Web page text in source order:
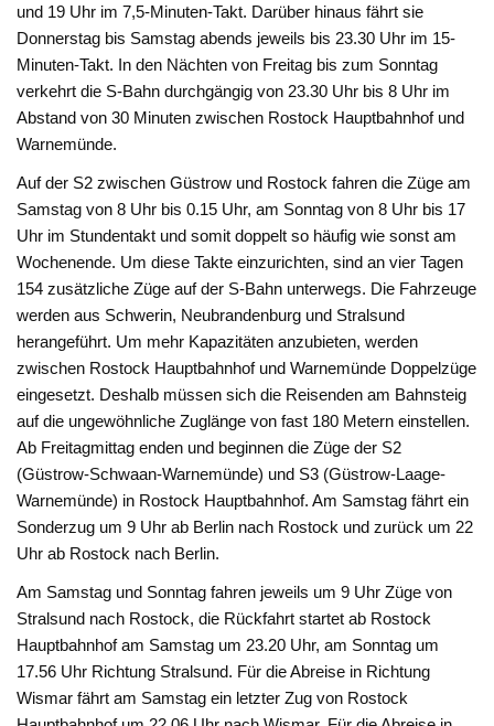
und 19 Uhr im 7,5-Minuten-Takt. Darüber hinaus fährt sie
Donnerstag bis Samstag abends jeweils bis 23.30 Uhr im 15-
Minuten-Takt. In den Nächten von Freitag bis zum Sonntag
verkehrt die S-Bahn durchgängig von 23.30 Uhr bis 8 Uhr im
Abstand von 30 Minuten zwischen Rostock Hauptbahnhof und
Warnemünde.
Auf der S2 zwischen Güstrow und Rostock fahren die Züge am
Samstag von 8 Uhr bis 0.15 Uhr, am Sonntag von 8 Uhr bis 17
Uhr im Stundentakt und somit doppelt so häufig wie sonst am
Wochenende. Um diese Takte einzurichten, sind an vier Tagen
154 zusätzliche Züge auf der S-Bahn unterwegs. Die Fahrzeuge
werden aus Schwerin, Neubrandenburg und Stralsund
herangeführt. Um mehr Kapazitäten anzubieten, werden
zwischen Rostock Hauptbahnhof und Warnemünde Doppelzüge
eingesetzt. Deshalb müssen sich die Reisenden am Bahnsteig
auf die ungewöhnliche Zuglänge von fast 180 Metern einstellen.
Ab Freitagmittag enden und beginnen die Züge der S2
(Güstrow-Schwaan-Warnemünde) und S3 (Güstrow-Laage-
Warnemünde) in Rostock Hauptbahnhof. Am Samstag fährt ein
Sonderzug um 9 Uhr ab Berlin nach Rostock und zurück um 22
Uhr ab Rostock nach Berlin.
Am Samstag und Sonntag fahren jeweils um 9 Uhr Züge von
Stralsund nach Rostock, die Rückfahrt startet ab Rostock
Hauptbahnhof am Samstag um 23.20 Uhr, am Sonntag um
17.56 Uhr Richtung Stralsund. Für die Abreise in Richtung
Wismar fährt am Samstag ein letzter Zug von Rostock